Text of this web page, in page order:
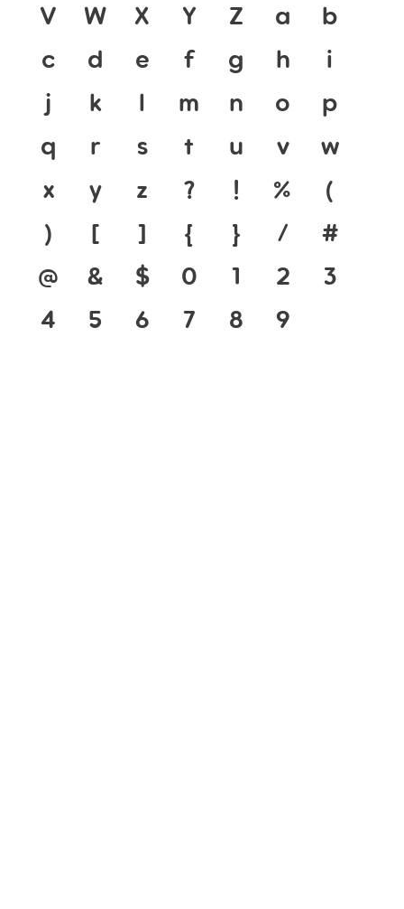
V
W X Y Z a
b
c
d e f g h
i
j
k l m n o
p
q
r s t u v
w
x
y z ? ! %
(
)
[ ] { } /
#
@
& $ 0 1 2
3
4
5 6 7 8 9